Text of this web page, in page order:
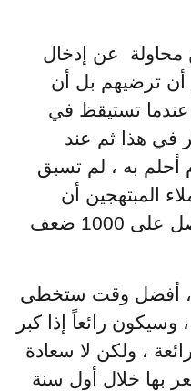
محاولة عن إدخال
أن ترضيهم بل أن
عندما تستيقظ في
في هذا ثم عند
أحلم به ، لم تسبق
المبتهجين أن
خسرت ، وما تبدأ به ستحصل على 1000 ضعف
، أفضل وقت ستخطى
رائعاً إذا كبر
، ولكن لا سعادة
بها خلال أول سنة